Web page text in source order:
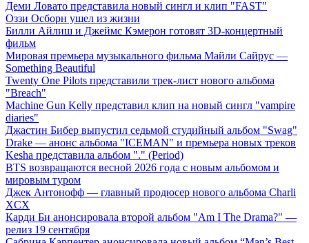
Деми Ловато представила новый сингл и клип "FAST"
Оззи Осборн ушел из жизни
Билли Айлиш и Джеймс Кэмерон готовят 3D-концертный
фильм
Мировая премьера музыкального фильма Майли Сайрус —
Something Beautiful
Twenty One Pilots представили трек-лист нового альбома
"Breach"
Machine Gun Kelly представил клип на новый сингл "vampire
diaries"
Джастин Бибер выпустил седьмой студийный альбом "Swag"
Drake — анонс альбома "ICEMAN" и премьера новых треков
Kesha представила альбом "." (Period)
BTS возвращаются весной 2026 года с новым альбомом и
мировым туром
Джек Антонофф — главный продюсер нового альбома Charli
XCX
Карди Би анонсировала второй альбом "Am I The Drama?" —
релиз 19 сентября